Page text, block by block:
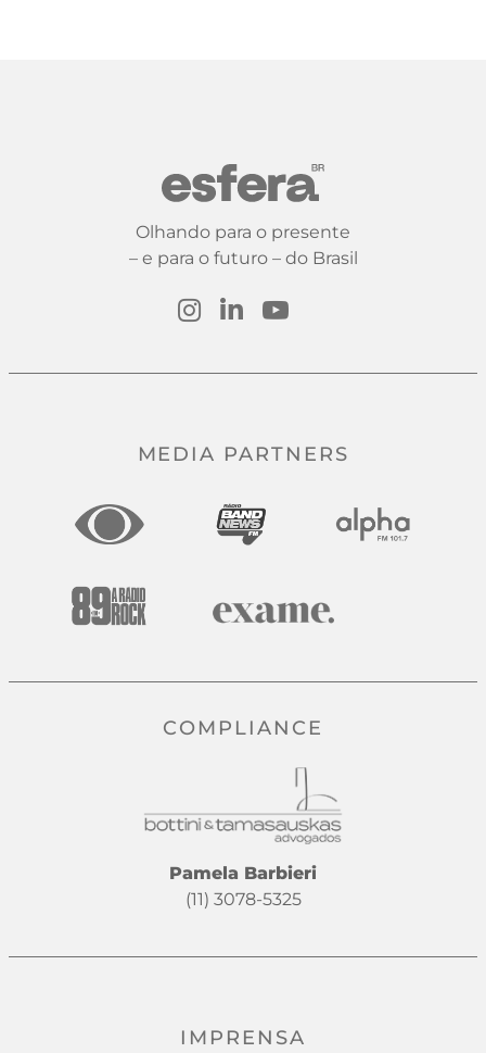
Olhando para o presente
– e para o futuro – do Brasil
MEDIA PARTNERS
COMPLIANCE
Pamela Barbieri
(11) 3078-5325
IMPRENSA